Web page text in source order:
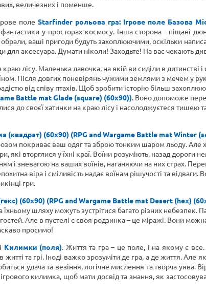
величезних і поменше.
полеStarfinder рольова гра: Ігрове поле Базова
у просторах космосу. Інша сторона - піщані
ваші пригоди будуть захоплюючими, оскільки
для аксесуара. Думати ніколи! Заходьте! На вас чекають
лісу. Маленька лавочка, на якій ви сиділи в дитинстві і
Після довгих поневірянь чужими землями з мечем у
від співу птахів. Щоб зробити історію більш
Battle mat Glade (square) (60х90)). Воно допоможе
до своєї хатинки на краю лісу і насолоджуєтеся тишею
(квадрат) (60х90) (RPG and Wargame Battle mat Winter
покриває ваш одяг та зброю тонким шаром льоду.
вторглися у їхні краї. Воїни розуміють, назад дороги
і зневагою на ваших воїнів, наганяючи на них страх.
віра і сміливість надає воїнам рішучості та відваги.
гри.
(60х90) (RPG and Wargame Battle mat Desert (hex)
шляху можуть зустрітися багато різних небезпек.
Але в пустелі є своя родзинка – це міражі. Вони
просимо!
Килимки (поля). Життя та гра – це поле, і на якому є все.
та грі. Іноді важко зрозуміти де гра, а де життя. Але
удача та везіння, логічне мислення та творча уява.
килимка, щоб мати досвід та знання, як